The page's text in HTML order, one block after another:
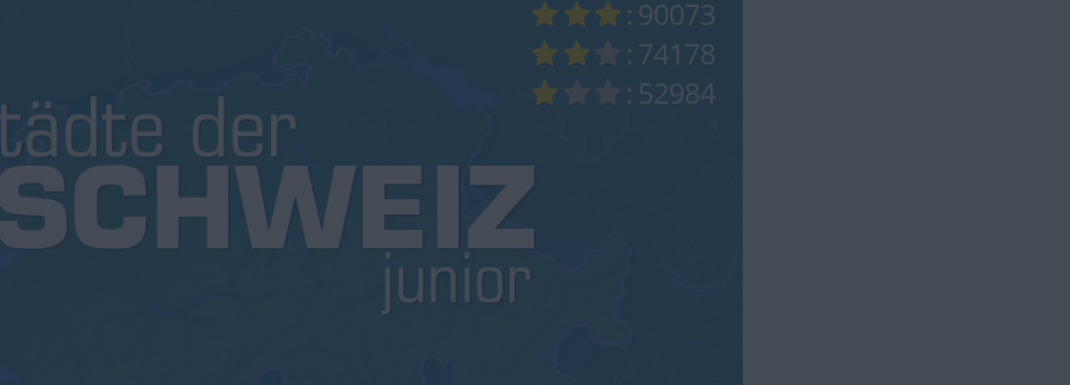
: 90073
: 74178
: 52984